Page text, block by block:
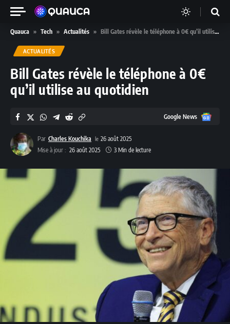
Quauca » Tech » Actualités » Bill Gates révèle le téléphone à 0€ qu’il utilise au quotidien
ACTUALITÉS
Bill Gates révèle le téléphone à 0€
qu’il utilise au quotidien
Par Charles Kouchika
26 août 2025
Mise à jour : 26 août 2025 3 Min de lecture
Google News Google